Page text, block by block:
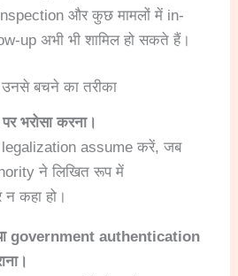
और कुछ मामलों में in-
up अभी भी शामिल हो सकते हैं।
बचने का तरीका
भरोसा करना।
assume करें, जब
ने लिखित रूप में
कहा हो।
government authentication